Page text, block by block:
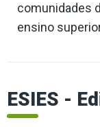
comunidades
ensino
ESIES -